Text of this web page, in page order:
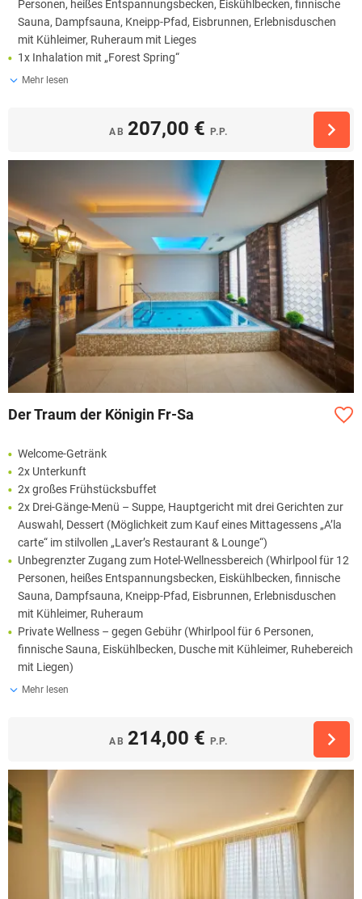
Personen, heißes Entspannungsbecken, Eiskühlbecken, finnische
Sauna, Dampfsauna, Kneipp-Pfad, Eisbrunnen, Erlebnisduschen
mit Kühleimer, Ruheraum mit Lieges
1x Inhalation mit „Forest Spring“
Mehr lesen
AB 207,00 € P.P.
Der Traum der Königin Fr-Sa
Welcome-Getränk
2x Unterkunft
2x großes Frühstücksbuffet
2x Drei-Gänge-Menü – Suppe, Hauptgericht mit drei Gerichten zur
Auswahl, Dessert (Möglichkeit zum Kauf eines Mittagessens „A’la
carte“ im stilvollen „Laver’s Restaurant & Lounge“)
Unbegrenzter Zugang zum Hotel-Wellnessbereich (Whirlpool für 12
Personen, heißes Entspannungsbecken, Eiskühlbecken, finnische
Sauna, Dampfsauna, Kneipp-Pfad, Eisbrunnen, Erlebnisduschen
mit Kühleimer, Ruheraum
Private Wellness – gegen Gebühr (Whirlpool für 6 Personen,
finnische Sauna, Eiskühlbecken, Dusche mit Kühleimer, Ruhebereich
mit Liegen)
Mehr lesen
AB 214,00 € P.P.